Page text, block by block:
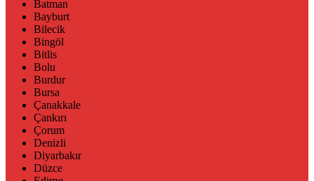
Batman
Bayburt
Bilecik
Bingöl
Bitlis
Bolu
Burdur
Bursa
Çanakkale
Çankırı
Çorum
Denizli
Diyarbakır
Düzce